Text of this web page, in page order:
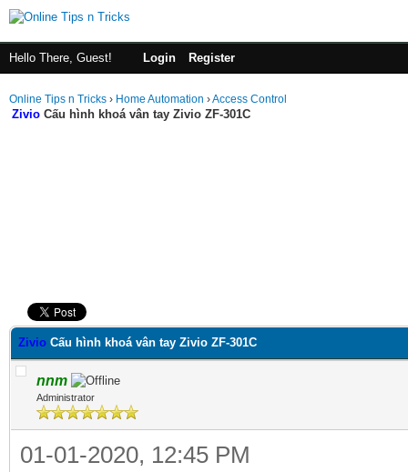
Hello There, Guest! Login Register
Online Tips n Tricks › Home Automation ›Access Control
Zivio Cấu hình khoá vân tay Zivio ZF-301C
Zivio Cấu hình khoá vân tay Zivio ZF-301C
nnm
Administrator
01-01-2020, 12:45 PM